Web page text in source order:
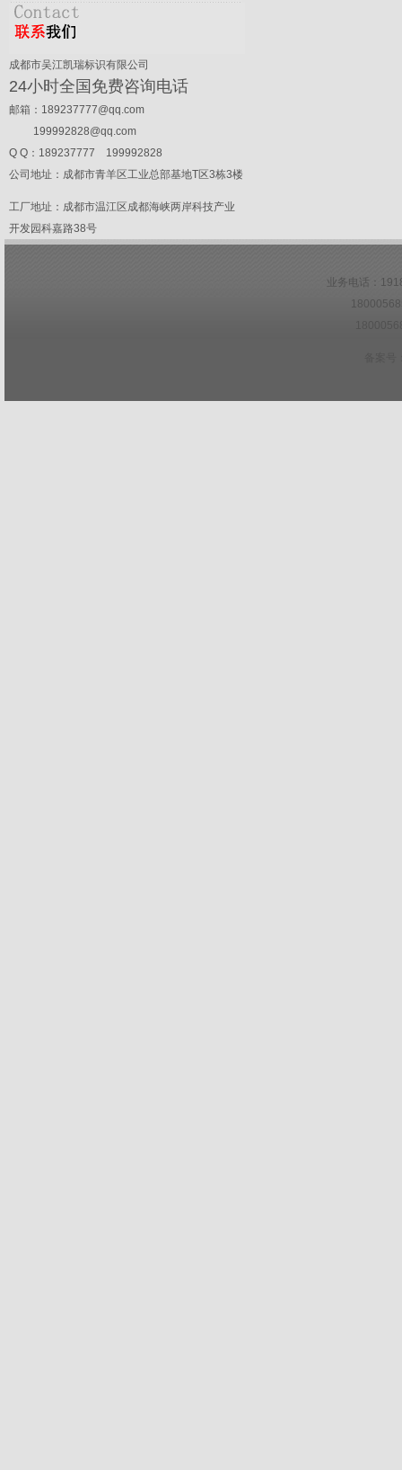
成都市吴江凯瑞标识有限公司
24小时全国免费咨询电话
邮箱： 189237777@qq.com
199992828@qq.com
Q Q：189237777 199992828
公司地址：成都市青羊区工业总部基地T区3栋3楼
工厂地址：成都市温江区成都海峡两岸科技产业
开发园科嘉路38号
业务电话：